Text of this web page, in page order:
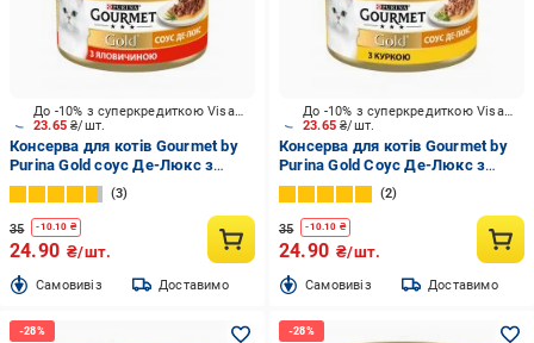
23.65₴/шт.
До -10% з суперкредиткою Visa Вигода
Консерва для котів Gourmet by
Purina Gold соус Де-Люкс з
яловичиною 85 г
3
35 -10.10 ₴
24.90 ₴/шт.
Cамовивіз Доставимо
23.65₴/шт.
До -10% з суперкредиткою Visa Вигода
Консерва для котів Gourmet by
Purina Gold Соус Де-Люкс з
куркою 85 г
2
35 -10.10 ₴
24.90 ₴/шт.
Cамовивіз Доставимо